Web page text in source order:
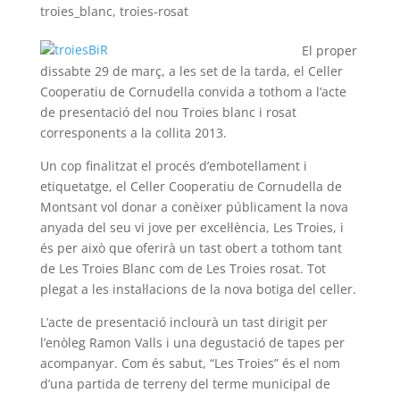
troies_blanc, troies-rosat
El proper
dissabte 29 de març, a les set de la tarda, el Celler
Cooperatiu de Cornudella convida a tothom a l’acte
de presentació del nou Troies blanc i rosat
corresponents a la collita 2013.
Un cop finalitzat el procés d’embotellament i
etiquetatge, el Celler Cooperatiu de Cornudella de
Montsant vol donar a conèixer públicament la nova
anyada del seu vi jove per excel·lència, Les Troies, i
és per això que oferirà un tast obert a tothom tant
de Les Troies Blanc com de Les Troies rosat. Tot
plegat a les instal·lacions de la nova botiga del celler.
L’acte de presentació inclourà un tast dirigit per
l’enòleg Ramon Valls i una degustació de tapes per
acompanyar. Com és sabut, “Les Troies” és el nom
d’una partida de terreny del terme municipal de